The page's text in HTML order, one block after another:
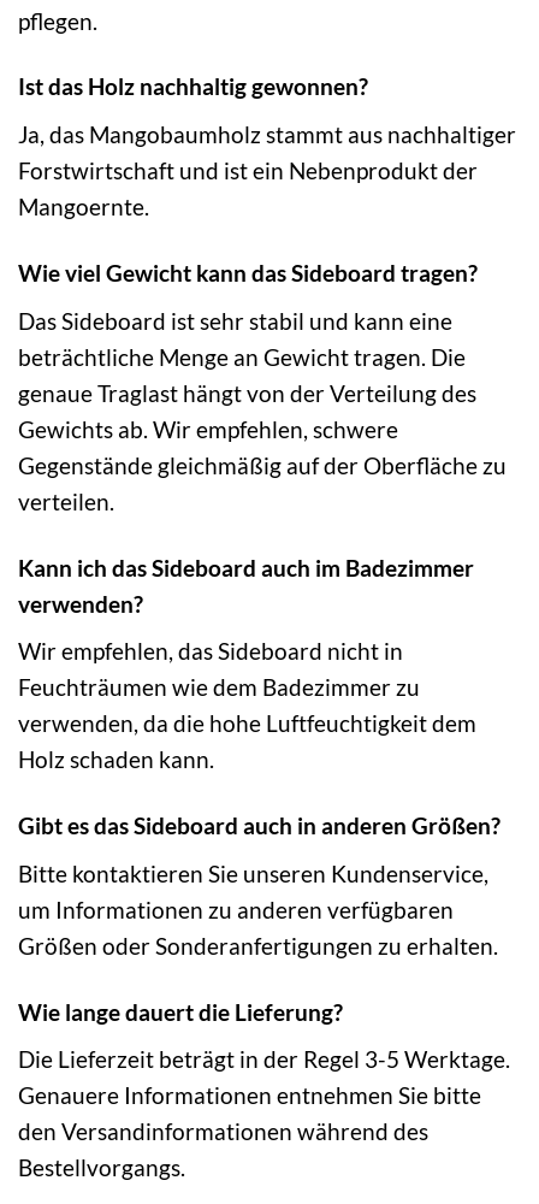
pflegen.
Ist das Holz nachhaltig gewonnen?
Ja, das Mangobaumholz stammt aus nachhaltiger
Forstwirtschaft und ist ein Nebenprodukt der
Mangoernte.
Wie viel Gewicht kann das Sideboard tragen?
Das Sideboard ist sehr stabil und kann eine
beträchtliche Menge an Gewicht tragen. Die
genaue Traglast hängt von der Verteilung des
Gewichts ab. Wir empfehlen, schwere
Gegenstände gleichmäßig auf der Oberfläche zu
verteilen.
Kann ich das Sideboard auch im Badezimmer
verwenden?
Wir empfehlen, das Sideboard nicht in
Feuchträumen wie dem Badezimmer zu
verwenden, da die hohe Luftfeuchtigkeit dem
Holz schaden kann.
Gibt es das Sideboard auch in anderen Größen?
Bitte kontaktieren Sie unseren Kundenservice,
um Informationen zu anderen verfügbaren
Größen oder Sonderanfertigungen zu erhalten.
Wie lange dauert die Lieferung?
Die Lieferzeit beträgt in der Regel 3-5 Werktage.
Genauere Informationen entnehmen Sie bitte
den Versandinformationen während des
Bestellvorgangs.